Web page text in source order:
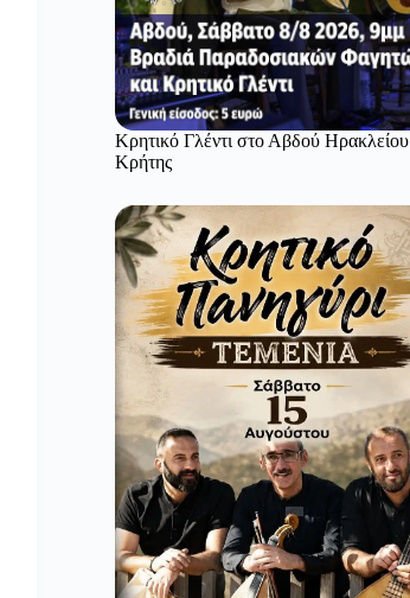
Κρητικό Γλέντι στο Αβδού Ηρακλείου
Κρήτης